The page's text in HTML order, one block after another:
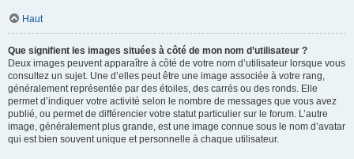
Haut
Que signifient les images situées à côté de mon nom d’utilisateur ?
Deux images peuvent apparaître à côté de votre nom d’utilisateur lorsque vous
consultez un sujet. Une d’elles peut être une image associée à votre rang,
généralement représentée par des étoiles, des carrés ou des ronds. Elle
permet d’indiquer votre activité selon le nombre de messages que vous avez
publié, ou permet de différencier votre statut particulier sur le forum. L’autre
image, généralement plus grande, est une image connue sous le nom d’avatar
qui est bien souvent unique et personnelle à chaque utilisateur.